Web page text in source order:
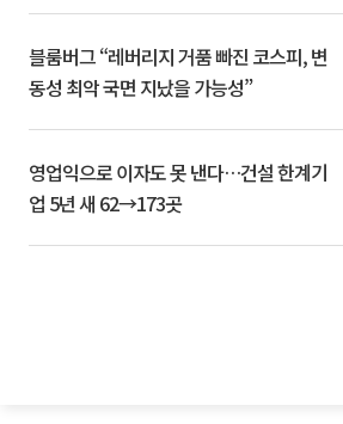
블룸버그 “레버리지 거품 빠진 코스피, 변
동성 최악 국면 지났을 가능성”
영업익으로 이자도 못 낸다…건설 한계기
업 5년 새 62→173곳